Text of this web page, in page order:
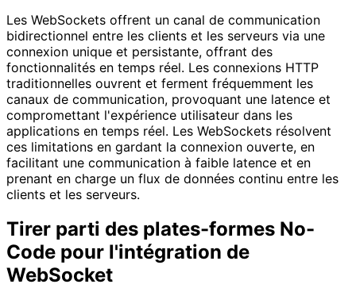
Les WebSockets offrent un canal de communication
bidirectionnel entre les clients et les serveurs via une
connexion unique et persistante, offrant des
fonctionnalités en temps réel. Les connexions HTTP
traditionnelles ouvrent et ferment fréquemment les
canaux de communication, provoquant une latence et
compromettant l'expérience utilisateur dans les
applications en temps réel. Les WebSockets résolvent
ces limitations en gardant la connexion ouverte, en
facilitant une communication à faible latence et en
prenant en charge un flux de données continu entre les
clients et les serveurs.
Tirer parti des plates-formes No-
Code pour l'intégration de
WebSocket